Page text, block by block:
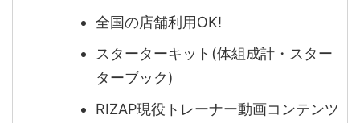
全国の店舗利用OK!
スターターキット(体組成計・スター
ターブック)
RIZAP現役トレーナー動画コンテンツ